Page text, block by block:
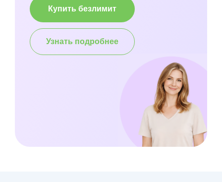
Купить безлимит
Узнать подробнее